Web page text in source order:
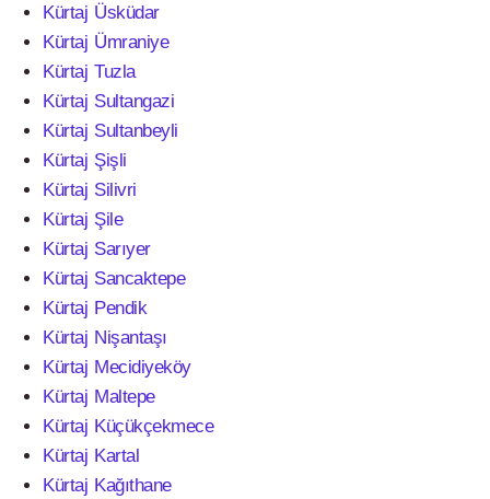
Kürtaj Üsküdar
Kürtaj Ümraniye
Kürtaj Tuzla
Kürtaj Sultangazi
Kürtaj Sultanbeyli
Kürtaj Şişli
Kürtaj Silivri
Kürtaj Şile
Kürtaj Sarıyer
Kürtaj Sancaktepe
Kürtaj Pendik
Kürtaj Nişantaşı
Kürtaj Mecidiyeköy
Kürtaj Maltepe
Kürtaj Küçükçekmece
Kürtaj Kartal
Kürtaj Kağıthane